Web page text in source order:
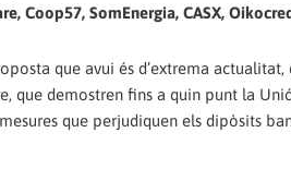
Coop57, SomEnergia, CASX,
que avui és d’extrema
que demostren fins a quin punt la
que perjudiquen els dipòsits